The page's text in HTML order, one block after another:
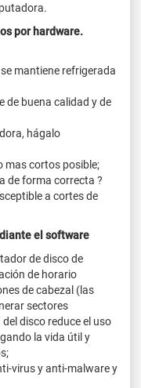
por hardware.
mantiene refrigerada
de buena calidad y de
hágalo
mas cortos posible;
de forma correcta ?
a cortes de
el software
de disco de
de horario
de cabezal (las
sectores
disco reduce el uso
la vida útil y
virus y anti-malware y